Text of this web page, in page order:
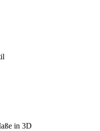
in 3D